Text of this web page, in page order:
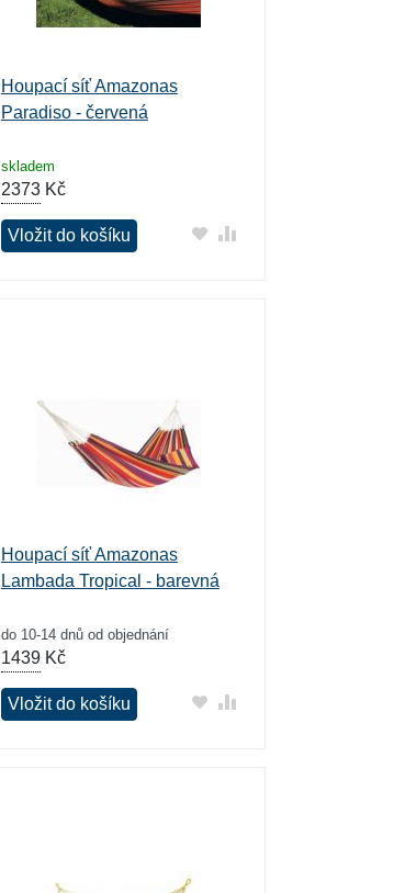
Houpací síť Amazonas
Paradiso - červená
skladem
2373Kč
Vložit do košíku
Houpací síť Amazonas
Lambada Tropical - barevná
do 10-14 dnů od objednání
1439Kč
Vložit do košíku